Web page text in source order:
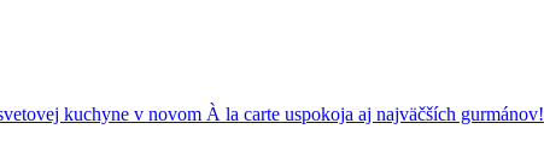
kuchyne v novom À la carte uspokoja aj najväčších gurmánov!